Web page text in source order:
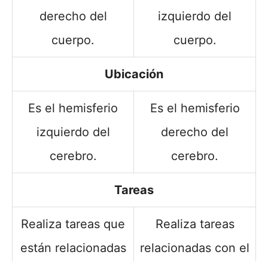
derecho del
cuerpo.
izquierdo del
cuerpo.
Ubicación
Es el hemisferio
izquierdo del
cerebro.
Es el hemisferio
derecho del
cerebro.
Tareas
Realiza tareas que
están relacionadas
Realiza tareas
relacionadas con el